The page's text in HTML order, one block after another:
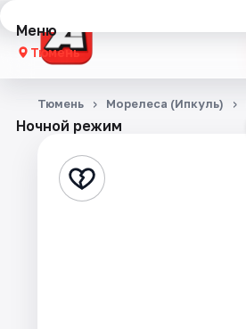
Меню
Тюмень
Концерты
Стендап
Ночной режим
Тюмень Морелеса (Ипкуль)